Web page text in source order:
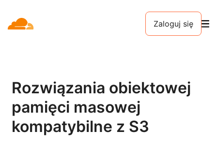
Zaloguj się
Rozwiązania obiektowej
pamięci masowej
kompatybilne z S3